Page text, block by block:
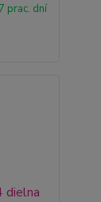
prac. dní